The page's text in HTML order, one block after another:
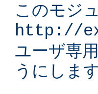
このモジ
http://
ユーザ専
うにします